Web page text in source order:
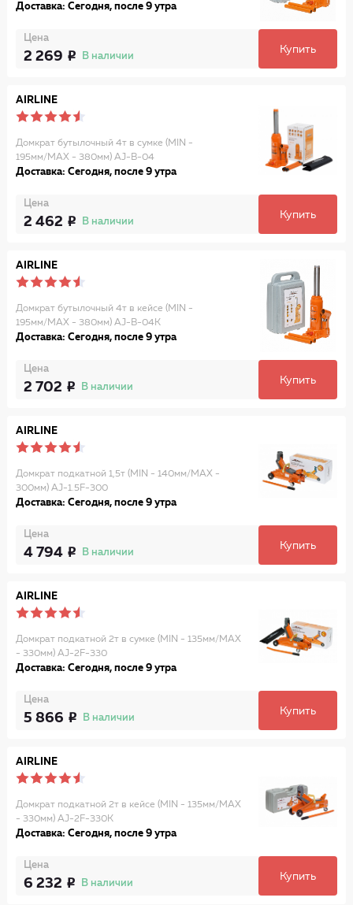
Доставка: Сегодня, после 9 утра
Цена
2 269 В наличии
Купить
AIRLINE
Домкрат бутылочный 4т в сумке (MIN -
195мм/MAX - 380мм) AJ-B-04
Доставка: Сегодня, после 9 утра
Цена
2 462 В наличии
Купить
AIRLINE
Домкрат бутылочный 4т в кейсе (MIN -
195мм/MAX - 380мм) AJ-B-04K
Доставка: Сегодня, после 9 утра
Цена
2 702 В наличии
Купить
AIRLINE
Домкрат подкатной 1,5т (MIN - 140мм/MAX -
300мм) AJ-1.5F-300
Доставка: Сегодня, после 9 утра
Цена
4 794 В наличии
Купить
AIRLINE
Домкрат подкатной 2т в сумке (MIN - 135мм/MAX
- 330мм) AJ-2F-330
Доставка: Сегодня, после 9 утра
Цена
5 866 В наличии
Купить
AIRLINE
Домкрат подкатной 2т в кейсе (MIN - 135мм/MAX
- 330мм) AJ-2F-330K
Доставка: Сегодня, после 9 утра
Цена
6 232 В наличии
Купить